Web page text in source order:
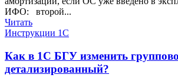
ИФО: второй...
Читать
Инструкции 1С
Как в 1С БГУ изменить
детализированный?